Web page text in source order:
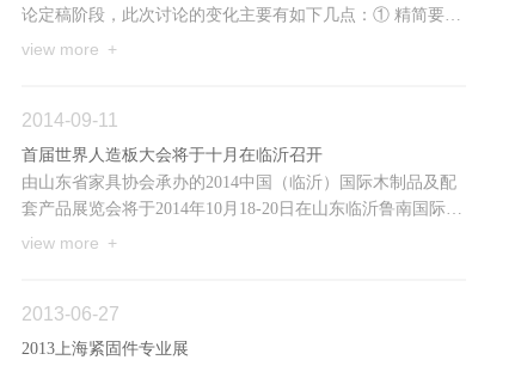
论定稿阶段，此次讨论的变化主要有如下几点：① 精简要
求、测试和认证：通过调查及数据分析，以下这些标准要求
view more +
2014-09-11
首届世界人造板大会将于十月在临沂召开
由山东省家具协会承办的2014中国（临沂）国际木制品及配
套产品展览会将于2014年10月18-20日在山东临沂鲁南国际会
展中心举办。展会依托于临沂当地雄厚的人造板及人造板机
view more +
2013-06-27
2013上海紧固件专业展